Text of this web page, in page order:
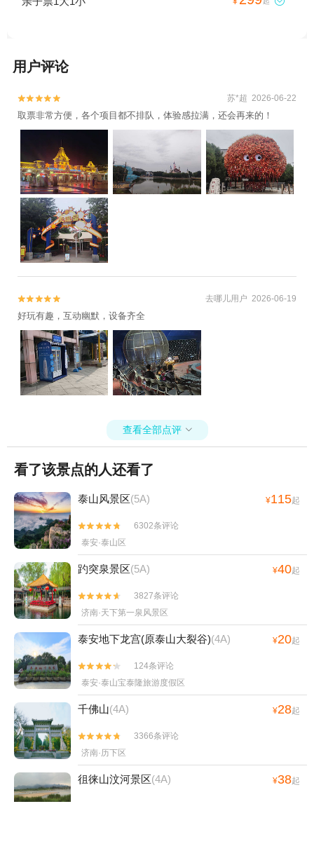
用户评论

 苏*超 2026-06-22
取票非常方便，各个项目都不排队，体验感拉满，还会再来的！

 去哪儿用户 2026-06-19
好玩有趣，互动幽默，设备齐全
查看全部点评 
看了该景点的人还看了
泰山风景区(5A) ¥115起


6302条评论
泰安·泰山区
趵突泉景区(5A) ¥40起


3827条评论
济南·天下第一泉风景区
泰安地下龙宫(原泰山大裂谷)(4A) ¥20起


124条评论
泰安·泰山宝泰隆旅游度假区
千佛山(4A) ¥28起


3366条评论
济南·历下区
徂徕山汶河景区(4A) ¥38起